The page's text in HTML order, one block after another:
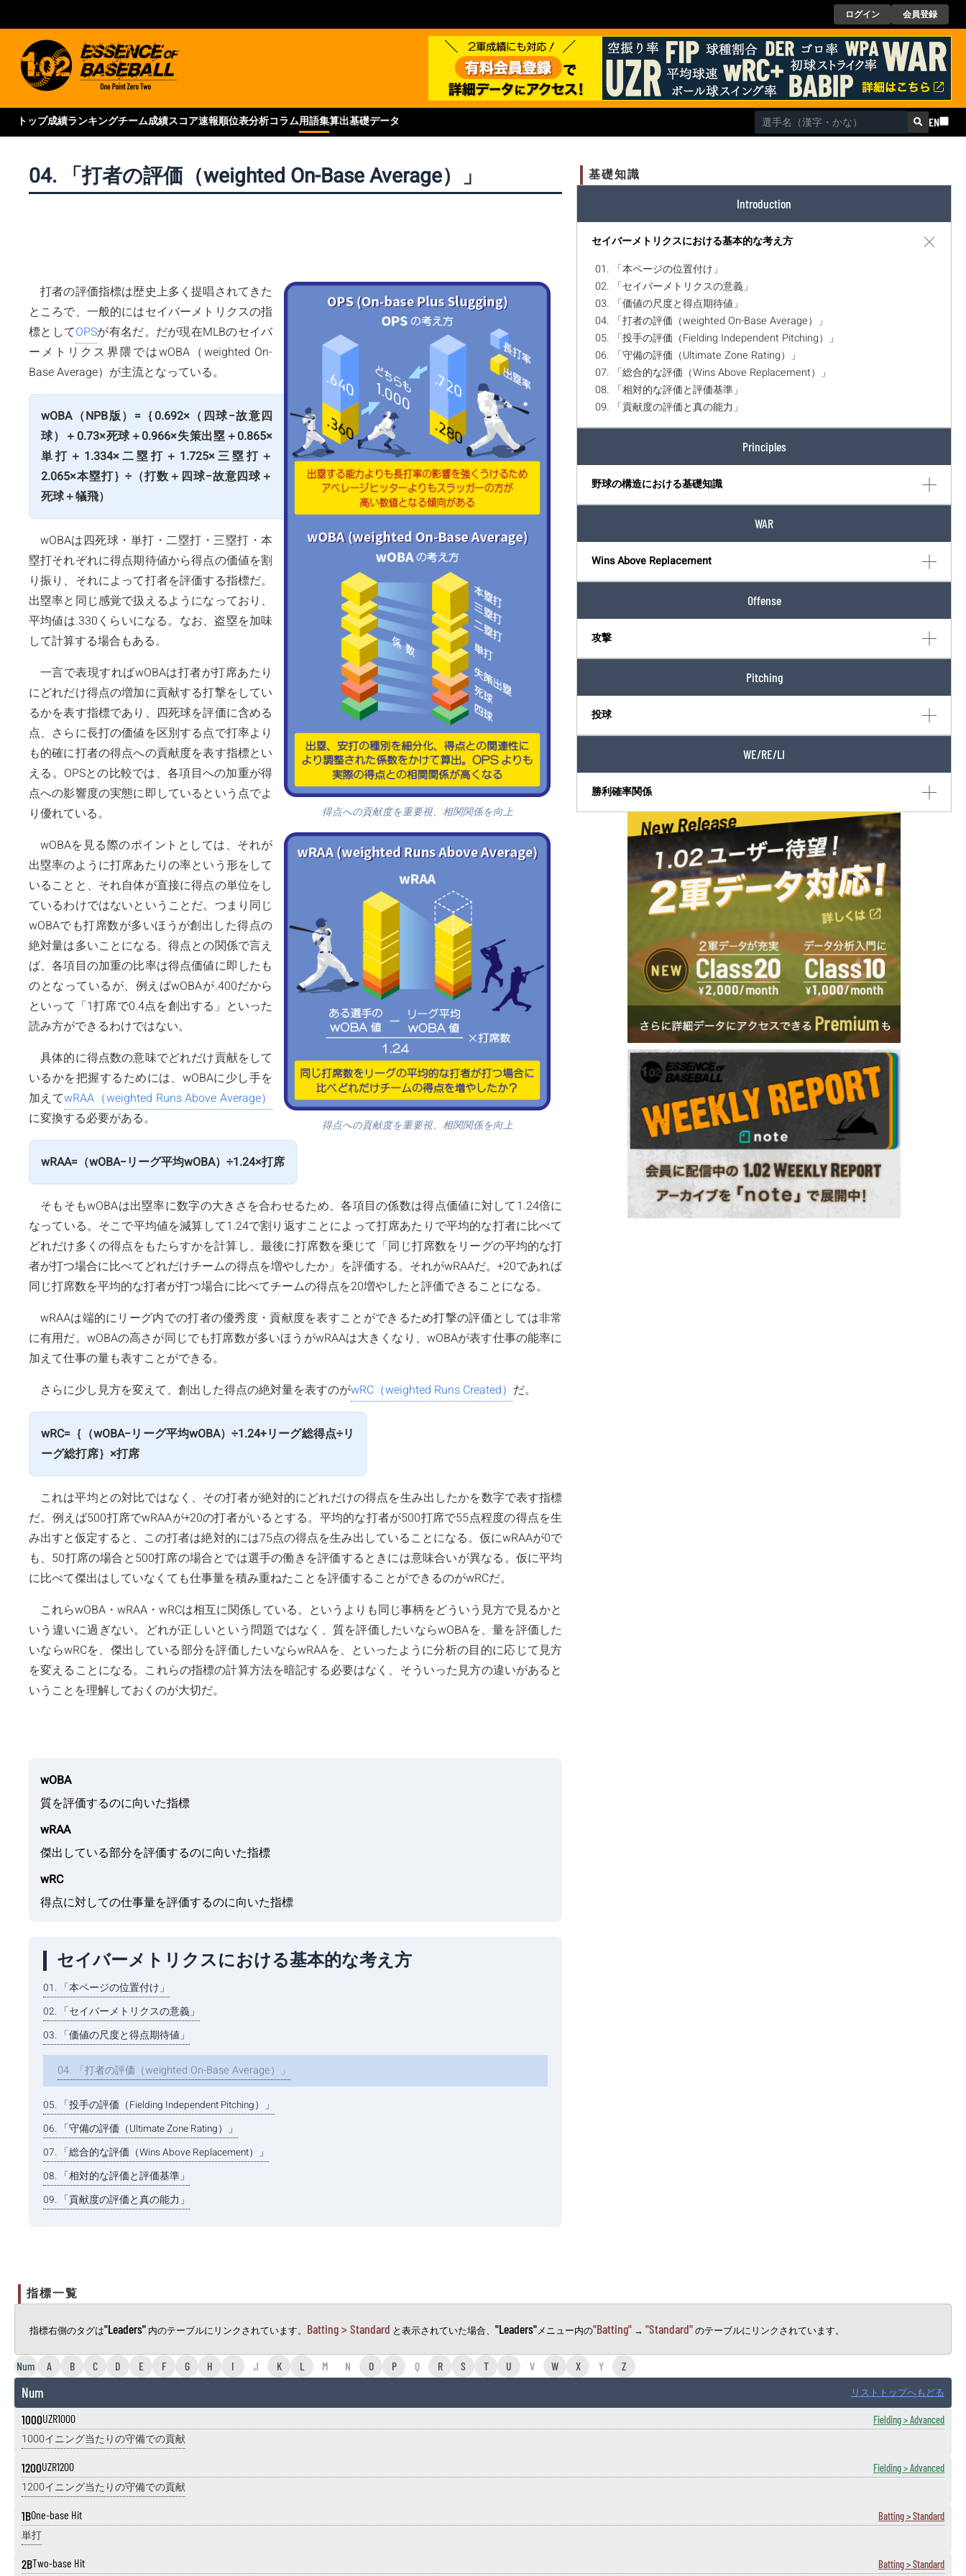
ログイン 会員登録
トップ成績ランキングチーム成績スコア速報順位表分析コラム用語集算出基礎データ EN
基礎知識
Introduction
セイバーメトリクスにおける基本的な考え方
01. 「本ページの位置付け」
02. 「セイバーメトリクスの意義」
03. 「価値の尺度と得点期待値」
04. 「打者の評価（weighted On-Base Average）」
05. 「投手の評価（Fielding Independent Pitching）」
06. 「守備の評価（Ultimate Zone Rating）」
07. 「総合的な評価（Wins Above Replacement）」
08. 「相対的な評価と評価基準」
09. 「貢献度の評価と真の能力」
Principles
野球の構造における基礎知識
WAR
Wins Above Replacement
Offense
攻撃
Pitching
投球
WE/RE/LI
勝利確率関係
04. 「打者の評価（weighted On-Base Average）」
得点への貢献度を重要視、相関関係を向上
得点への貢献度を重要視、相関関係を向上
打者の評価指標は歴史上多く提唱されてきた
ところで、一般的にはセイバーメトリクスの指
標としてOPSが有名だ。だが現在MLBのセイバ
ーメトリクス界隈ではwOBA（weighted On-
Base Average）が主流となっている。
wOBA（NPB版）=｛0.692×（四球−故意四
球）＋0.73×死球＋0.966×失策出塁＋0.865×
単打＋1.334×二塁打＋1.725×三塁打＋
2.065×本塁打｝÷（打数＋四球−故意四球＋
死球＋犠飛）
wOBAは四死球・単打・二塁打・三塁打・本
塁打それぞれに得点期待値から得点の価値を割
り振り、それによって打者を評価する指標だ。
出塁率と同じ感覚で扱えるようになっており、
平均値は.330くらいになる。なお、盗塁を加味
して計算する場合もある。
一言で表現すればwOBAは打者が打席あたり
にどれだけ得点の増加に貢献する打撃をしてい
るかを表す指標であり、四死球を評価に含める
点、さらに長打の価値を区別する点で打率より
も的確に打者の得点への貢献度を表す指標とい
える。OPSとの比較では、各項目への加重が得
点への影響度の実態に即しているという点でよ
り優れている。
wOBAを見る際のポイントとしては、それが
出塁率のように打席あたりの率という形をして
いることと、それ自体が直接に得点の単位をし
ているわけではないということだ。つまり同じ
wOBAでも打席数が多いほうが創出した得点の
絶対量は多いことになる。得点との関係で言え
ば、各項目の加重の比率は得点価値に即したも
のとなっているが、例えばwOBAが.400だから
といって「1打席で0.4点を創出する」といった
読み方ができるわけではない。
具体的に得点数の意味でどれだけ貢献をして
いるかを把握するためには、wOBAに少し手を
加えてwRAA（weighted Runs Above Average）
に変換する必要がある。
wRAA=（wOBA−リーグ平均wOBA）÷1.24×打席
そもそもwOBAは出塁率に数字の大きさを合わせるため、各項目の係数は得点価値に対して1.24倍に
なっている。そこで平均値を減算して1.24で割り返すことによって打席あたりで平均的な打者に比べて
どれだけ多くの得点をもたらすかを計算し、最後に打席数を乗じて「同じ打席数をリーグの平均的な打
者が打つ場合に比べてどれだけチームの得点を増やしたか」を評価する。それがwRAAだ。+20であれば
同じ打席数を平均的な打者が打つ場合に比べてチームの得点を20増やしたと評価できることになる。
wRAAは端的にリーグ内での打者の優秀度・貢献度を表すことができるため打撃の評価としては非常
に有用だ。wOBAの高さが同じでも打席数が多いほうがwRAAは大きくなり、wOBAが表す仕事の能率に
加えて仕事の量も表すことができる。
さらに少し見方を変えて、創出した得点の絶対量を表すのがwRC（weighted Runs Created） だ。
wRC=｛（wOBA−リーグ平均wOBA）÷1.24+リーグ総得点÷リ
ーグ総打席｝×打席
これは平均との対比ではなく、その打者が絶対的にどれだけの得点を生み出したかを数字で表す指標
だ。例えば500打席でwRAAが+20の打者がいるとする。平均的な打者が500打席で55点程度の得点を生
み出すと仮定すると、この打者は絶対的には75点の得点を生み出していることになる。仮にwRAAが0で
も、50打席の場合と500打席の場合とでは選手の働きを評価するときには意味合いが異なる。仮に平均
に比べて傑出はしていなくても仕事量を積み重ねたことを評価することができるのがwRCだ。
これらwOBA・wRAA・wRCは相互に関係している。というよりも同じ事柄をどういう見方で見るかと
いう違いに過ぎない。どれが正しいという問題ではなく、質を評価したいならwOBAを、量を評価した
いならwRCを、傑出している部分を評価したいならwRAAを、といったように分析の目的に応じて見方
を変えることになる。これらの指標の計算方法を暗記する必要はなく、そういった見方の違いがあると
いうことを理解しておくのが大切だ。
wOBA
質を評価するのに向いた指標
wRAA
傑出している部分を評価するのに向いた指標
wRC
得点に対しての仕事量を評価するのに向いた指標
セイバーメトリクスにおける基本的な考え方
01. 「本ページの位置付け」
02. 「セイバーメトリクスの意義」
03. 「価値の尺度と得点期待値」
04. 「打者の評価（weighted On-Base Average）」
05. 「投手の評価（Fielding Independent Pitching）」
06. 「守備の評価（Ultimate Zone Rating）」
07. 「総合的な評価（Wins Above Replacement）」
08. 「相対的な評価と評価基準」
09. 「貢献度の評価と真の能力」
指標一覧
指標右側のタグは"Leaders" 内のテーブルにリンクされています。 Batting > Standard と表示されていた場合、 "Leaders"メニュー内の"Batting" → "Standard"のテーブルにリンクされています。
Num A B C D E F G H I J K L M N O P Q R S T U V W X Y Z
Num リストトップへもどる
1000UZR1000 Fielding > Advanced
1000イニング当たりの守備での貢献
1200UZR1200 Fielding > Advanced
1200イニング当たりの守備での貢献
1BOne-base Hit Batting > Standard
単打
2BTwo-base Hit Batting > Standard